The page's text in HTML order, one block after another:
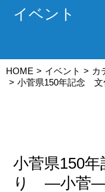
イベント
HOME イベント カ
小菅県150年記念
小菅県150
り ―小菅